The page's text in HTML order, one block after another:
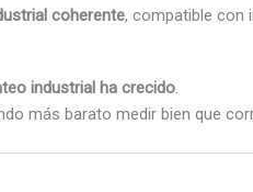
coherente, compatible con
industrial ha crecido.
más barato medir bien que